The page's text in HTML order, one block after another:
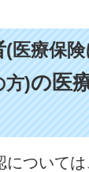
(医療保
方)の医
について